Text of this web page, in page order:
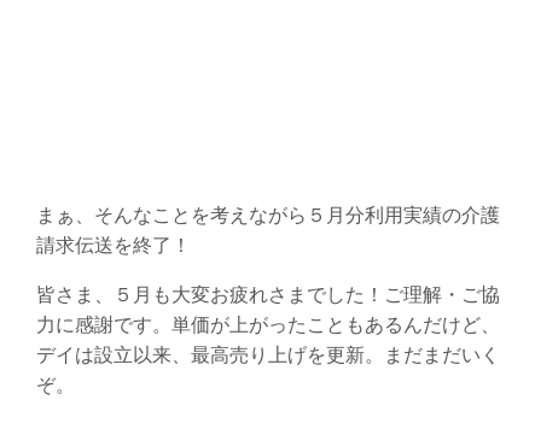
まぁ、そんなことを考えながら５月分利用実績の介護
請求伝送を終了！
皆さま、５月も大変お疲れさまでした！ご理解・ご協
力に感謝です。単価が上がったこともあるんだけど、
デイは設立以来、最高売り上げを更新。まだまだいく
ぞ。